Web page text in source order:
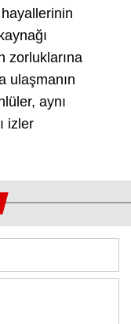
zorluklarına
ulaşmanın
aynı
izler